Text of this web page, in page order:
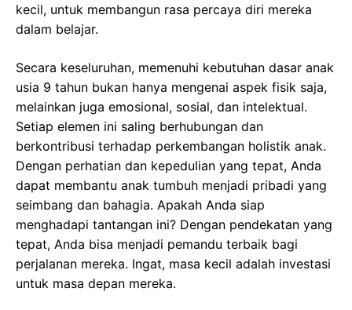
kecil, untuk membangun rasa percaya diri mereka
dalam belajar.
Secara keseluruhan, memenuhi kebutuhan dasar anak
usia 9 tahun bukan hanya mengenai aspek fisik saja,
melainkan juga emosional, sosial, dan intelektual.
Setiap elemen ini saling berhubungan dan
berkontribusi terhadap perkembangan holistik anak.
Dengan perhatian dan kepedulian yang tepat, Anda
dapat membantu anak tumbuh menjadi pribadi yang
seimbang dan bahagia. Apakah Anda siap
menghadapi tantangan ini? Dengan pendekatan yang
tepat, Anda bisa menjadi pemandu terbaik bagi
perjalanan mereka. Ingat, masa kecil adalah investasi
untuk masa depan mereka.